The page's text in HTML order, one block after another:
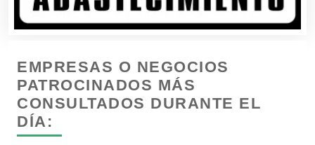
Camiones para Fletes
Cancelería de Aluminio
EMPRESAS O NEGOCIOS
PATROCINADOS MÁS
CONSULTADOS DURANTE EL
DÍA: